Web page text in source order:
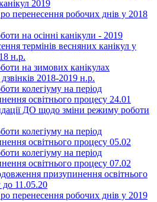
2019
перенесення робочих днів у 2018
на осінні канікули - 2019
термінів весняних канікул у
н.р.
на зимових канікулах
2018-2019 н.р.
колегіуму на період
освітнього процесу 24.01
ДО щодо зміни режиму роботи
колегіуму на період
освітнього процесу 05.02
колегіуму на період
освітнього процесу 07.02
призупинення освітнього
до 11.05.20
перенесення робочих днів у 2019